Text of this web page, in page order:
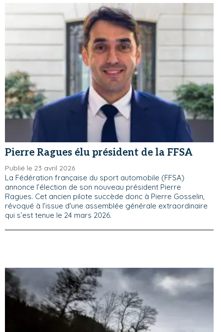
Pierre Ragues élu président de la FFSA
Publié le 23 avril 2026
La Fédération française du sport automobile (FFSA)
annonce l’élection de son nouveau président Pierre
Ragues. Cet ancien pilote succède donc à Pierre Gosselin,
révoqué à l’issue d'une assemblée générale extraordinaire
qui s’est tenue le 24 mars 2026.